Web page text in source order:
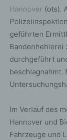
Hannover (ots).
geführten
Bandenhehlerei
durchgeführt
beschlagnahmt.
Im Verlauf des
Hannover und
Fahrzeuge und